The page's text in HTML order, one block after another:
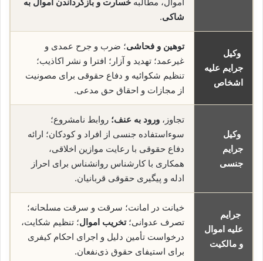
اموال، مطالبه خسارت و بازگرداندن اموال به
شاکی.
وکیل
جرایم علیه
اشخاص
توهین و فحاشی؛ ضرب و جرح عمدی و
غیرعمد؛ تهدید و آزار؛ افترا و نشر اکاذیب؛
تنظیم شکوائیه و دفاع حقوقی برای مصونیت
از مجازات و احقاق حق مدعی.
وکیل
جرایم
جنسی
تجاوز، ورود به عنف؛ روابط نامشروع؛
سوءاستفاده جنسی از افراد و کودکان؛ ارائه
دفاع حقوقی با رعایت موازین اخلاقی،
همکاری با کارشناس روانشناس برای احراز
ادله و پیگیری حقوقی قربانیان.
جرایم
علیه اموال
و مالکیت
خیانت در امانت؛ سرقت و سرقت مسلحانه؛
تصرف عدوانی؛تخریب اموال؛ تنظیم شکایت،
درخواست تأمین دلیل و اجرای احکام کیفری
برای استیفای حقوق ذی‌نفعان.